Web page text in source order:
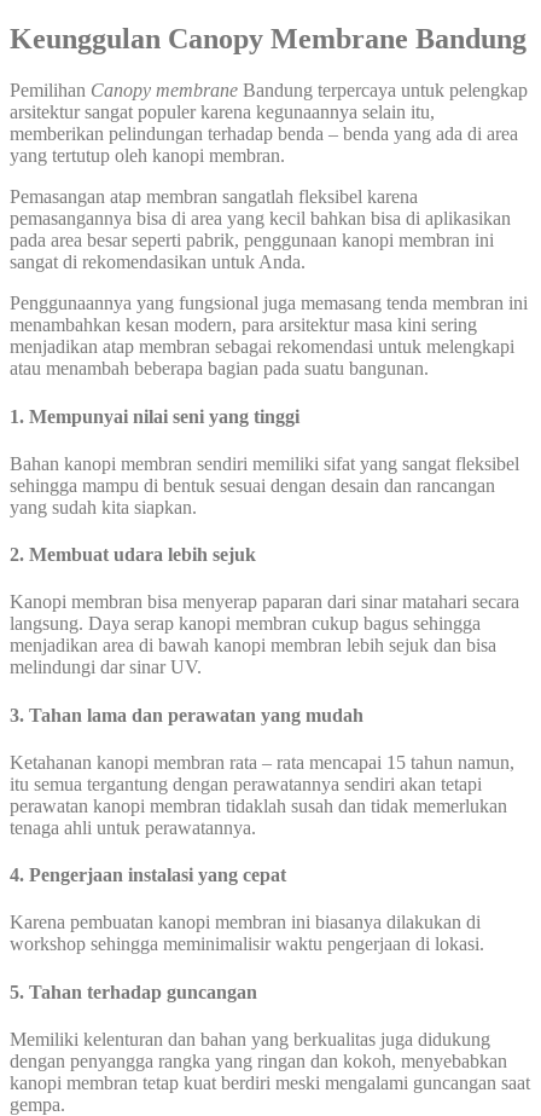
Keunggulan Canopy Membrane Bandung
Pemilihan Canopy membrane Bandung terpercaya untuk pelengkap
arsitektur sangat populer karena kegunaannya selain itu,
memberikan pelindungan terhadap benda – benda yang ada di area
yang tertutup oleh kanopi membran.
Pemasangan atap membran sangatlah fleksibel karena
pemasangannya bisa di area yang kecil bahkan bisa di aplikasikan
pada area besar seperti pabrik, penggunaan kanopi membran ini
sangat di rekomendasikan untuk Anda.
Penggunaannya yang fungsional juga memasang tenda membran ini
menambahkan kesan modern, para arsitektur masa kini sering
menjadikan atap membran sebagai rekomendasi untuk melengkapi
atau menambah beberapa bagian pada suatu bangunan.
1. Mempunyai nilai seni yang tinggi
Bahan kanopi membran sendiri memiliki sifat yang sangat fleksibel
sehingga mampu di bentuk sesuai dengan desain dan rancangan
yang sudah kita siapkan.
2. Membuat udara lebih sejuk
Kanopi membran bisa menyerap paparan dari sinar matahari secara
langsung. Daya serap kanopi membran cukup bagus sehingga
menjadikan area di bawah kanopi membran lebih sejuk dan bisa
melindungi dar sinar UV.
3. Tahan lama dan perawatan yang mudah
Ketahanan kanopi membran rata – rata mencapai 15 tahun namun,
itu semua tergantung dengan perawatannya sendiri akan tetapi
perawatan kanopi membran tidaklah susah dan tidak memerlukan
tenaga ahli untuk perawatannya.
4. Pengerjaan instalasi yang cepat
Karena pembuatan kanopi membran ini biasanya dilakukan di
workshop sehingga meminimalisir waktu pengerjaan di lokasi.
5. Tahan terhadap guncangan
Memiliki kelenturan dan bahan yang berkualitas juga didukung
dengan penyangga rangka yang ringan dan kokoh, menyebabkan
kanopi membran tetap kuat berdiri meski mengalami guncangan saat
gempa.